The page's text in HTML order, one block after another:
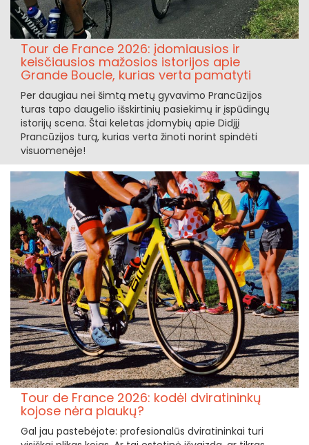
Tour de France 2026: įdomiausios ir
keisčiausios mažosios istorijos apie
Grande Boucle, kurias verta pamatyti
Per daugiau nei šimtą metų gyvavimo Prancūzijos
turas tapo daugelio išskirtinių pasiekimų ir įspūdingų
istorijų scena. Štai keletas įdomybių apie Didįjį
Prancūzijos turą, kurias verta žinoti norint spindėti
visuomenėje!
Tour de France 2026: kodėl dviratininkų
kojose nėra plaukų?
Gal jau pastebėjote: profesionalūs dviratininkai turi